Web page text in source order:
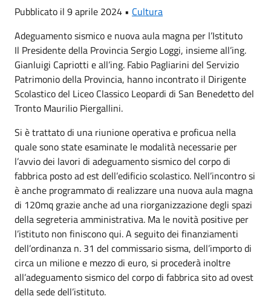
Pubblicato il 9 aprile 2024 • Cultura
Adeguamento sismico e nuova aula magna per l’Istituto
Il Presidente della Provincia Sergio Loggi, insieme all’ing.
Gianluigi Capriotti e all’ing. Fabio Pagliarini del Servizio
Patrimonio della Provincia, hanno incontrato il Dirigente
Scolastico del Liceo Classico Leopardi di San Benedetto del
Tronto Maurilio Piergallini.
Si è trattato di una riunione operativa e proficua nella
quale sono state esaminate le modalità necessarie per
l’avvio dei lavori di adeguamento sismico del corpo di
fabbrica posto ad est dell’edificio scolastico. Nell’incontro si
è anche programmato di realizzare una nuova aula magna
di 120mq grazie anche ad una riorganizzazione degli spazi
della segreteria amministrativa. Ma le novità positive per
l’istituto non finiscono qui. A seguito dei finanziamenti
dell’ordinanza n. 31 del commissario sisma, dell’importo di
circa un milione e mezzo di euro, si procederà inoltre
all’adeguamento sismico del corpo di fabbrica sito ad ovest
della sede dell’istituto.